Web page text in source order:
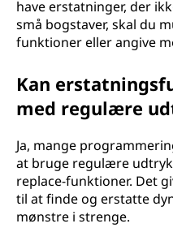
have erstatninger, der
små bogstaver, skal du
funktioner eller angive
Kan
med regulære
Ja, mange
at bruge regulære
replace-funktioner. Det
til at finde og erstatte
mønstre i strenge.